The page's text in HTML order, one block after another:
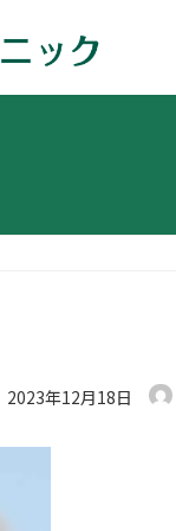
最
2023年12月18日